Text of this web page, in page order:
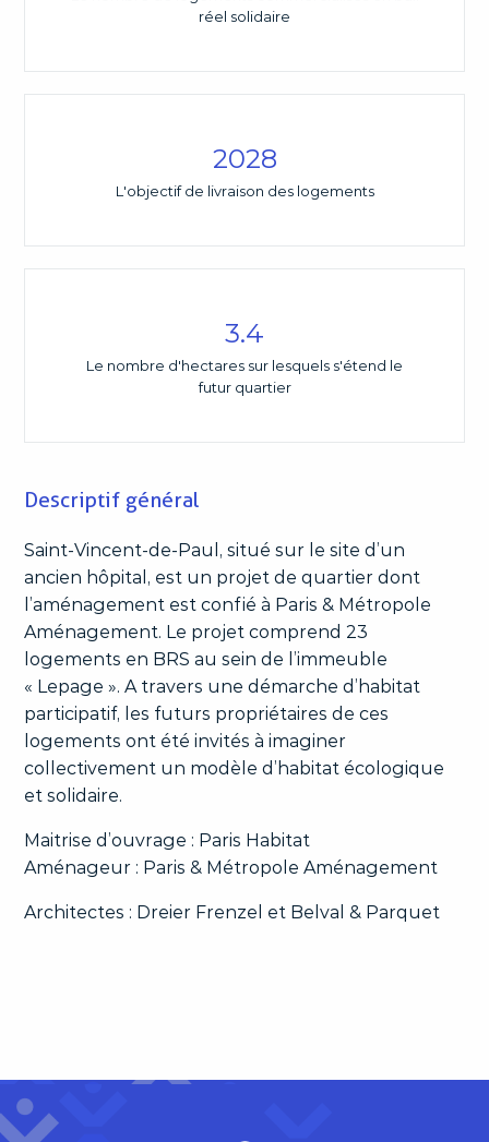
réel solidaire
2028
L'objectif de livraison des logements
3.4
Le nombre d'hectares sur lesquels s'étend le
futur quartier
Descriptif général
Saint-Vincent-de-Paul, situé sur le site d’un
ancien hôpital, est un projet de quartier dont
l’aménagement est confié à Paris & Métropole
Aménagement. Le projet comprend 23
logements en BRS au sein de l’immeuble
« Lepage ». A travers une démarche d’habitat
participatif, les futurs propriétaires de ces
logements ont été invités à imaginer
collectivement un modèle d’habitat écologique
et solidaire.
Maitrise d’ouvrage : Paris Habitat
Aménageur : Paris & Métropole Aménagement
Architectes : Dreier Frenzel et Belval & Parquet